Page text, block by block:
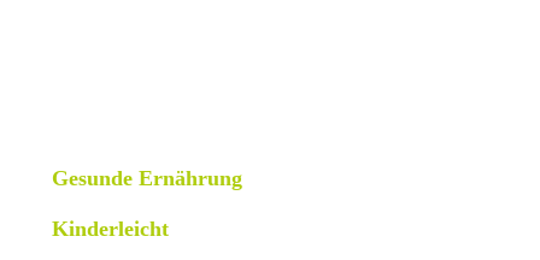
Gesunde Ernährung
Kinderleicht